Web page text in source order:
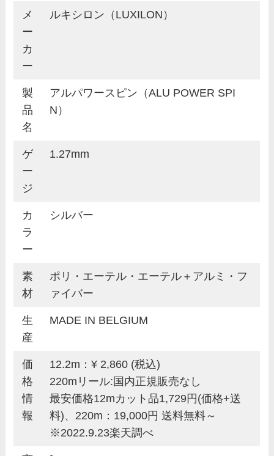
メ
ー
カ
ー
ルキシロン（LUXILON）
製
品
名
アルパワースピン（ALU POWER SPI
N）
ゲ
ー
ジ
1.27mm
カ
ラ
ー
シルバー
素
材
ポリ・エーテル・エーテル＋アルミ・フ
ァイバー
生
産
MADE IN BELGIUM
価
格
情
報
12.2m：¥ 2,860 (税込)
220mリール:国内正規販売なし
最安価格12mカット品1,729円(価格+送
料)、220m：19,000円 送料無料～
※2022.9.23楽天調べ